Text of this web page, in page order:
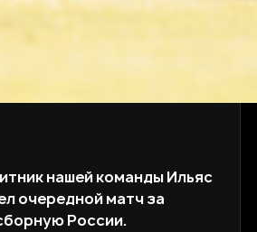
нашей команды Ильяс
очередной матч за
России.